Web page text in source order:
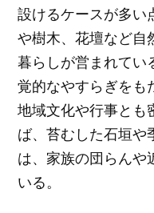
設けるケースが多い
や樹木、花壇など自
暮らしが営まれてい
覚的なやすらぎをも
地域文化や行事とも
ば、苔むした石垣や
は、家族の団らんや
いる。